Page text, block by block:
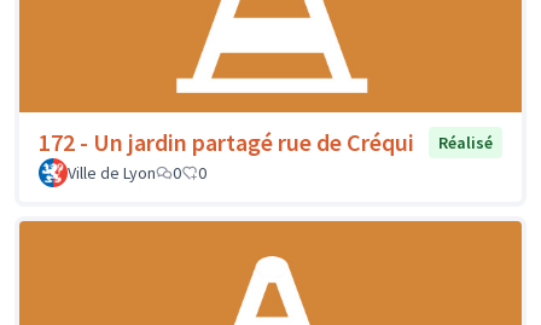
172 - Un jardin partagé rue de Créqui
Réalisé
Ville de Lyon
0 0